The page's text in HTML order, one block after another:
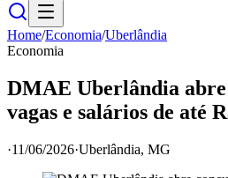
Home/Economia/Uberlândia
Economia
DMAE Uberlândia abre
vagas e salários de até
·11/06/2026·Uberlândia, MG